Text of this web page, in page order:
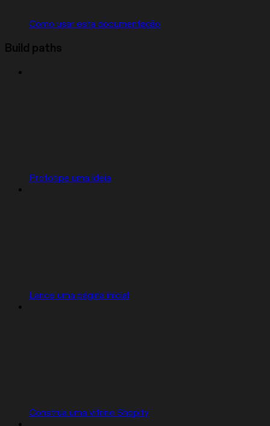
Como usar esta documentação
Build paths
Prototipe uma ideia
Lance uma página inicial
Construa uma vitrine Shopify